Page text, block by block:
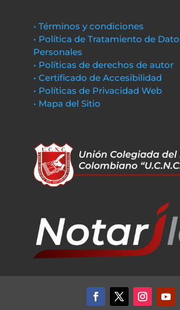
• Términos y condiciones
• Política de Tratamiento de
Personales
• Políticas de derechos de autor
• Certificado de Accesibilidad
• Políticas de Privacidad Web
• Mapa del Sitio